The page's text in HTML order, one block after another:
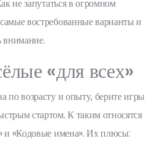
не запутаться в огромном
востребованные варианты и
внимание.
«для всех»
по возрасту и опыту, берите игры
стартом. К таким относятся
и «Кодовые имена». Их плюсы: